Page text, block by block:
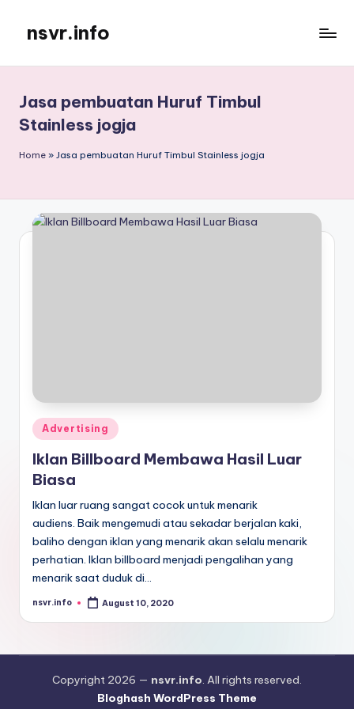
content
nsvr.info
Dengan
Baik
Jasa pembuatan Huruf Timbul
Stainless jogja
Home » Jasa pembuatan Huruf Timbul Stainless jogja
Posted
in
Advertising
Iklan Billboard Membawa Hasil Luar
Biasa
Iklan luar ruang sangat cocok untuk menarik
audiens. Baik mengemudi atau sekadar berjalan kaki,
baliho dengan iklan yang menarik akan selalu menarik
perhatian. Iklan billboard menjadi pengalihan yang
menarik saat duduk di…
Posted
nsvr.info August 10, 2020
Copyright 2026 — nsvr.info. All rights reserved.
Bloghash WordPress Theme